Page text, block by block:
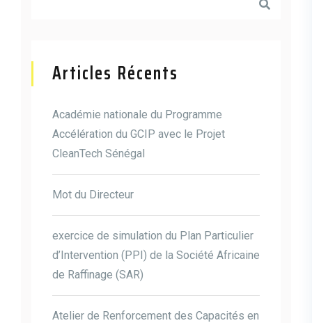
Articles Récents
Académie nationale du Programme
Accélération du GCIP avec le Projet
CleanTech Sénégal
Mot du Directeur
exercice de simulation du Plan Particulier
d’Intervention (PPI) de la Société Africaine
de Raffinage (SAR)
Atelier de Renforcement des Capacités en